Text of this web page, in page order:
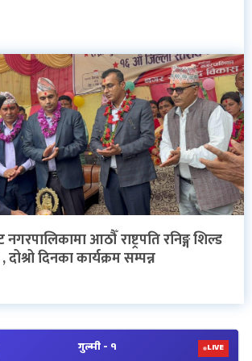
आठौँ राष्ट्रपति रनिङ्ग शिल्ड
दोश्रो दिनका कार्यक्रम सम्पन्न